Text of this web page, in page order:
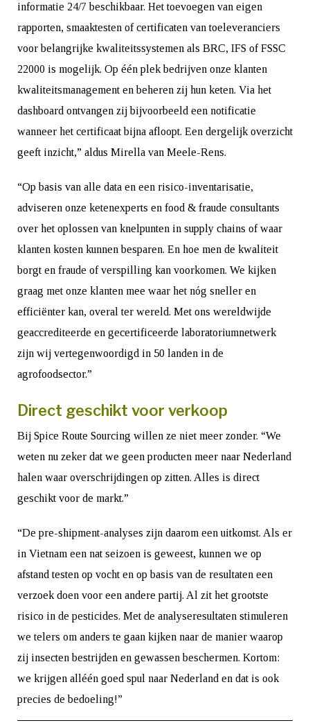
informatie 24/7 beschikbaar. Het toevoegen van eigen
rapporten, smaaktesten of certificaten van toeleveranciers
voor belangrijke kwaliteitssystemen als BRC, IFS of FSSC
22000 is mogelijk. Op één plek bedrijven onze klanten
kwaliteitsmanagement en beheren zij hun keten. Via het
dashboard ontvangen zij bijvoorbeeld een notificatie
wanneer het certificaat bijna afloopt. Een dergelijk overzicht
geeft inzicht,” aldus Mirella van Meele-Rens.
“Op basis van alle data en een risico-inventarisatie,
adviseren onze ketenexperts en food & fraude consultants
over het oplossen van knelpunten in supply chains of waar
klanten kosten kunnen besparen. En hoe men de kwaliteit
borgt en fraude of verspilling kan voorkomen. We kijken
graag met onze klanten mee waar het nóg sneller en
efficiënter kan, overal ter wereld. Met ons wereldwijde
geaccrediteerde en gecertificeerde laboratoriumnetwerk
zijn wij vertegenwoordigd in 50 landen in de
agrofoodsector.”
Direct geschikt voor verkoop
Bij Spice Route Sourcing willen ze niet meer zonder. “We
weten nu zeker dat we geen producten meer naar Nederland
halen waar overschrijdingen op zitten. Alles is direct
geschikt voor de markt.”
“De pre-shipment-analyses zijn daarom een uitkomst. Als er
in Vietnam een nat seizoen is geweest, kunnen we op
afstand testen op vocht en op basis van de resultaten een
verzoek doen voor een andere partij. Al zit het grootste
risico in de pesticides. Met de analyseresultaten stimuleren
we telers om anders te gaan kijken naar de manier waarop
zij insecten bestrijden en gewassen beschermen. Kortom:
we krijgen alléén goed spul naar Nederland en dat is ook
precies de bedoeling!”